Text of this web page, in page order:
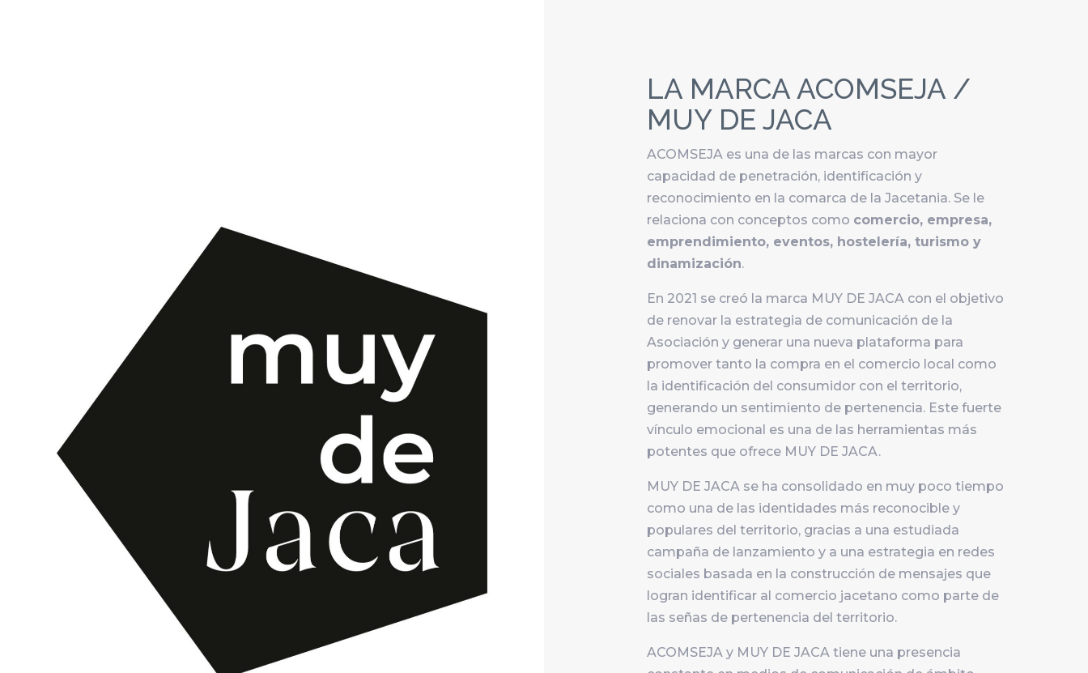
LA MARCA ACOMSEJA /
MUY DE JACA
ACOMSEJA es una de las marcas con mayor
capacidad de penetración, identificación y
reconocimiento en la comarca de la Jacetania. Se le
relaciona con conceptos como comercio, empresa,
emprendimiento, eventos, hostelería, turismo y
dinamización.
En 2021 se creó la marca MUY DE JACA con el objetivo
de renovar la estrategia de comunicación de la
Asociación y generar una nueva plataforma para
promover tanto la compra en el comercio local como
la identificación del consumidor con el territorio,
generando un sentimiento de pertenencia. Este fuerte
vínculo emocional es una de las herramientas más
potentes que ofrece MUY DE JACA.
MUY DE JACA se ha consolidado en muy poco tiempo
como una de las identidades más reconocible y
populares del territorio, gracias a una estudiada
campaña de lanzamiento y a una estrategia en redes
sociales basada en la construcción de mensajes que
logran identificar al comercio jacetano como parte de
las señas de pertenencia del territorio.
ACOMSEJA y MUY DE JACA tiene una presencia